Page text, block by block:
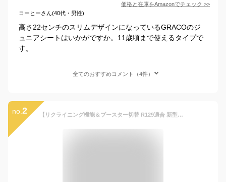
価格と在庫をAmazonでチェック >>
コーヒーさん(40代・男性)
高さ22センチのスリムデザインになっているGRACOのジ
ュニアシートはいかがですか。11歳頃まで使えるタイプで
す。
全てのおすすめコメント（4件）
no. 2 【リクライニング機能＆ブースター切替 R129適合 新型ジュニアシート】選べるISOFIX固定とシートベルト固定 小学生まで 使える ロングユース チャイルドシート R129適合 軽量 3歳半から12歳頃 ドリンクホルダー付 取付簡単 シフトピット ShiftPit ネビオ Nebio